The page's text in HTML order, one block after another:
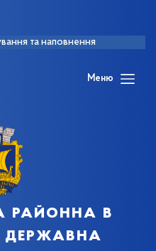
та наповнення
Меню
районна в
державна